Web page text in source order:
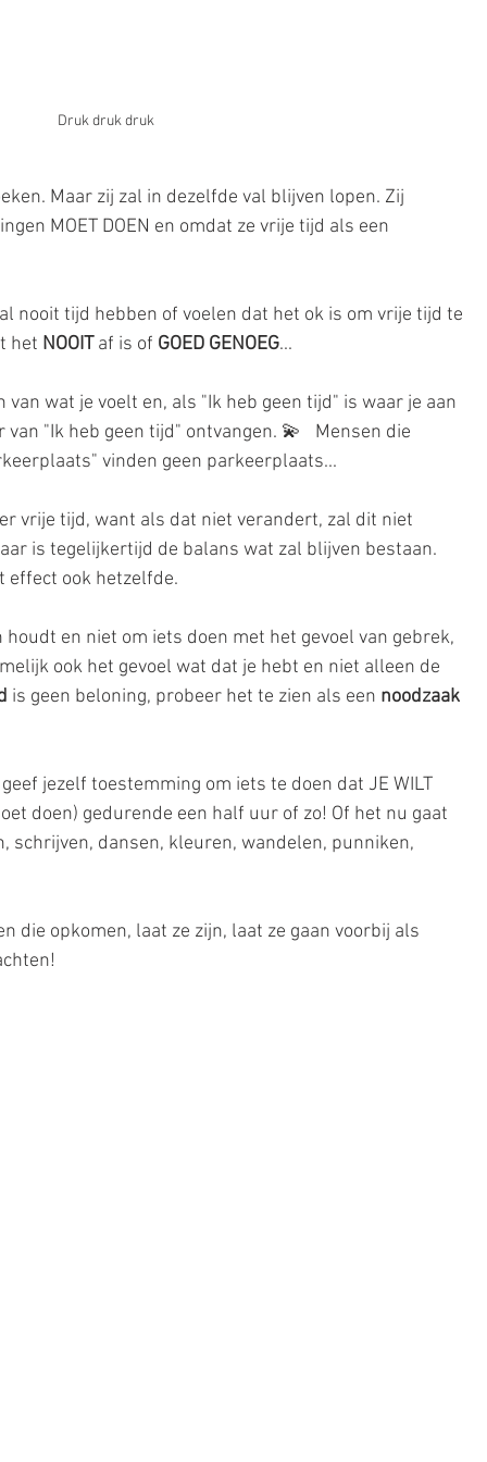
Druk druk druk
Maar zij zal in dezelfde val blijven lopen. Zij
MOET DOEN en omdat ze vrije tijd als een
nooit tijd hebben of voelen dat het ok is om vrije tijd te
het NOOIT af is of GOED GENOEG...
wat je voelt en, als "Ik heb geen tijd" is waar je aan
"Ik heb geen tijd" ontvangen. 💫⠀Mensen die
vinden geen parkeerplaats...⠀⠀⠀⠀⠀⠀
vrije tijd, want als dat niet verandert, zal dit niet
is tegelijkertijd de balans wat zal blijven bestaan.
effect ook hetzelfde. ⠀⠀⠀⠀⠀⠀⠀⠀⠀
en niet om iets doen met het gevoel van gebrek,
ook het gevoel wat dat je hebt en niet alleen de
is geen beloning, probeer het te zien als een noodzaak
jezelf toestemming om iets te doen dat JE WILT
doen) gedurende een half uur of zo! Of het nu gaat
schrijven, dansen, kleuren, wandelen, punniken,
die opkomen, laat ze zijn, laat ze gaan voorbij als